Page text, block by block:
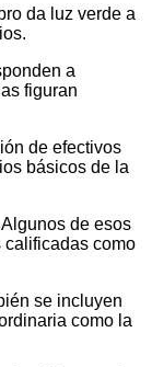
da luz verde a
a
figuran
de efectivos
básicos de la
de esos
calificadas como
se incluyen
como la